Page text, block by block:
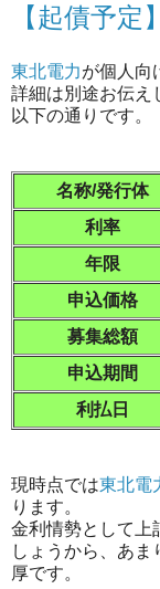
【起債予
東北電力が個人向
詳細は別途お伝え
以下の通りです。
名称/発行体
利率
年限
申込価格
募集総額
申込期間
利払日
現時点では東北電
ります。
金利情勢として上
しょうから、あ
厚です。